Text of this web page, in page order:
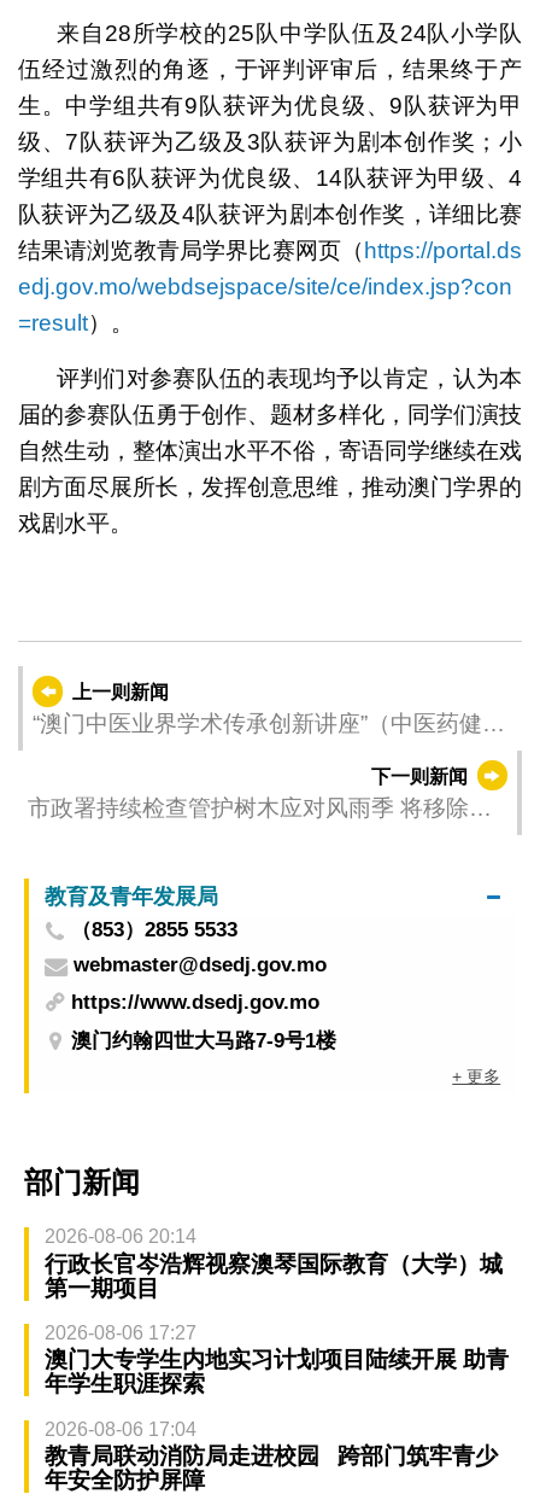
来自28所学校的25队中学队伍及24队小学队
伍经过激烈的角逐，于评判评审后，结果终于产
生。中学组共有9队获评为优良级、9队获评为甲
级、7队获评为乙级及3队获评为剧本创作奖；小
学组共有6队获评为优良级、14队获评为甲级、4
队获评为乙级及4队获评为剧本创作奖，详细比赛
结果请浏览教青局学界比赛网页（ https://portal.ds
edj.gov.mo/webdsejspace/site/ce/index.jsp?con
=result）。
评判们对参赛队伍的表现均予以肯定，认为本
届的参赛队伍勇于创作、题材多样化，同学们演技
自然生动，整体演出水平不俗，寄语同学继续在戏
剧方面尽展所长，发挥创意思维，推动澳门学界的
戏剧水平。
上一则新闻
“澳门中医业界学术传承创新讲座”（中医药健康
下一则新闻
市政署持续检查管护树木应对风雨季 将移除多
教育及青年发展局
（853）2855 5533
webmaster@dsedj.gov.mo
https://www.dsedj.gov.mo
澳门约翰四世大马路7-9号1楼
+ 更多
部门新闻
2026-08-06 20:14
行政长官岑浩辉视察澳琴国际教育（大学）城
第一期项目
2026-08-06 17:27
澳门大专学生内地实习计划项目陆续开展 助青
年学生职涯探索
2026-08-06 17:04
教青局联动消防局走进校园 跨部门筑牢青少
年安全防护屏障